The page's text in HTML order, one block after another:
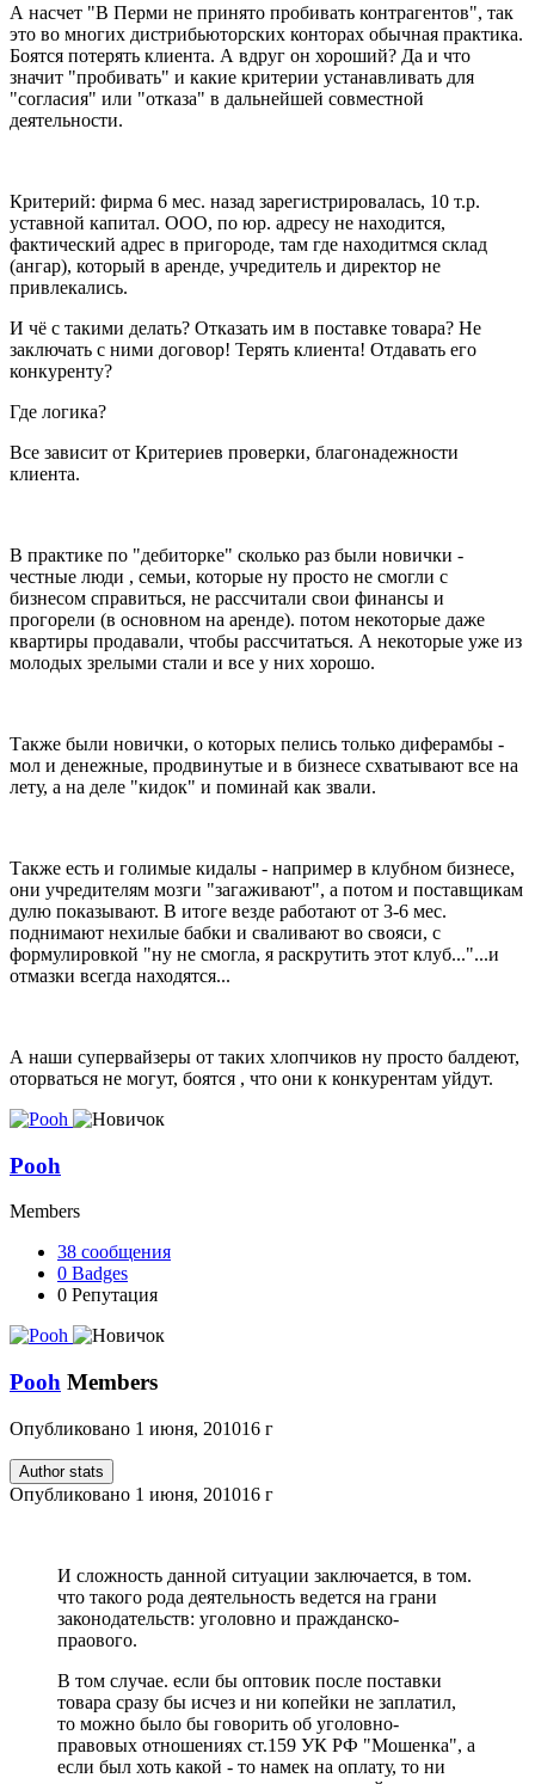
А насчет "В Перми не принято пробивать контрагентов", так
это во многих дистрибьюторских конторах обычная практика.
Боятся потерять клиента. А вдруг он хороший? Да и что
значит "пробивать" и какие критерии устанавливать для
"согласия" или "отказа" в дальнейшей совместной
деятельности.
Критерий: фирма 6 мес. назад зарегистрировалась, 10 т.р.
уставной капитал. ООО, по юр. адресу не находится,
фактический адрес в пригороде, там где находитмся склад
(ангар), который в аренде, учредитель и директор не
привлекались.
И чё с такими делать? Отказать им в поставке товара? Не
заключать с ними договор! Терять клиента! Отдавать его
конкуренту?
Где логика?
Все зависит от Критериев проверки, благонадежности
клиента.
В практике по "дебиторке" сколько раз были новички -
честные люди , семьи, которые ну просто не смогли с
бизнесом справиться, не рассчитали свои финансы и
прогорели (в основном на аренде). потом некоторые даже
квартиры продавали, чтобы рассчитаться. А некоторые уже из
молодых зрелыми стали и все у них хорошо.
Также были новички, о которых пелись только диферамбы -
мол и денежные, продвинутые и в бизнесе схватывают все на
лету, а на деле "кидок" и поминай как звали.
Также есть и голимые кидалы - например в клубном бизнесе,
они учредителям мозги "загаживают", а потом и поставщикам
дулю показывают. В итоге везде работают от 3-6 мес.
поднимают нехилые бабки и сваливают во свояси, с
формулировкой "ну не смогла, я раскрутить этот клуб..."...и
отмазки всегда находятся...
А наши супервайзеры от таких хлопчиков ну просто балдеют,
оторваться не могут, боятся , что они к конкурентам уйдут.
Pooh
Members
38 сообщения
0 Badges
0 Репутация
Pooh Members
Опубликовано 1 июня, 201016 г
Author stats
Опубликовано 1 июня, 201016 г
И сложность данной ситуации заключается, в том.
что такого рода деятельность ведется на грани
законодательств: уголовно и пражданско-
праового.
В том случае. если бы оптовик после поставки
товара сразу бы исчез и ни копейки не заплатил,
то можно было бы говорить об уголовно-
правовых отношениях ст.159 УК РФ "Мошенка", а
если был хоть какой - то намек на оплату, то ни